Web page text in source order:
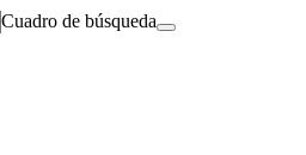
Cuadro de búsqueda